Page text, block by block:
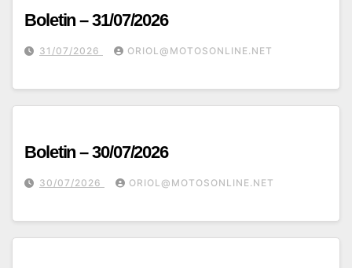
Boletin – 31/07/2026
31/07/2026 ORIOL@MOTOSONLINE.NET
Boletin – 30/07/2026
30/07/2026 ORIOL@MOTOSONLINE.NET